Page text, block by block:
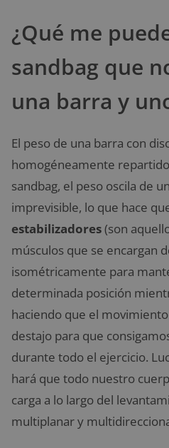
¿Qué me
sandbag que
una barra y
El peso de una barra con
homogéneamente
sandbag, el peso oscila de
imprevisible, lo que hace
estabilizadores(son
músculos que se encargan
isométricamente para
determinada posición
haciendo que el
destajo para que
durante todo el ejercicio.
hará que todo nuestro
carga a lo largo del
multiplanar y